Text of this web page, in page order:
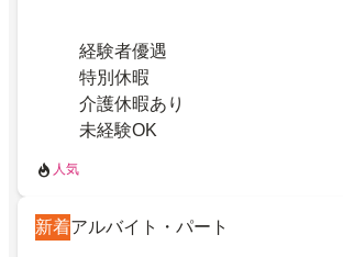
経験者優遇
特別休暇
介護休暇あり
未経験OK
人気
新着アルバイト・パート